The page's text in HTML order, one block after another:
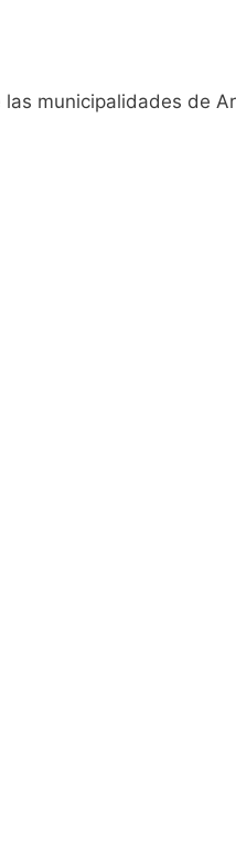
municipalidades de